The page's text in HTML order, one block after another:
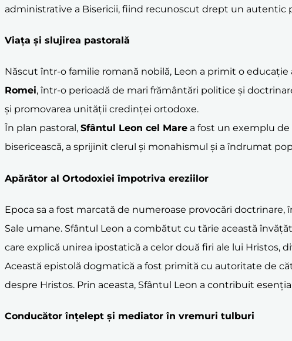
administrative a Bisericii, fiind recunoscut drept un autentic
Viața și slujirea pastorală
Născut într-o familie romană nobilă, Leon a primit o
Romei, într-o perioadă de mari frământări politice și
și promovarea unității credinței ortodoxe.
În plan pastoral, Sfântul Leon cel Mare a fost un exemplu de
bisericească, a sprijinit clerul și monahismul și a îndrumat
Apărător al Ortodoxiei împotriva ereziilor
Epoca sa a fost marcată de numeroase provocări
Sale umane. Sfântul Leon a combătut cu tărie această
care explică unirea ipostatică a celor două firi ale lui Hristos,
Această epistolă dogmatică a fost primită cu autoritate de
despre Hristos. Prin aceasta, Sfântul Leon a contribuit
Conducător înțelept și mediator în vremuri tulburi